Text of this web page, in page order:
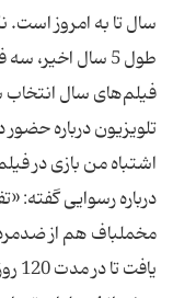
سال تا به امروز است.
طول 5 سال
فیلم‌های سال انتخاب
تلویزیون درباره
اشتباه من بازی در
درباره رسوایی گفته:
مخملباف هم از